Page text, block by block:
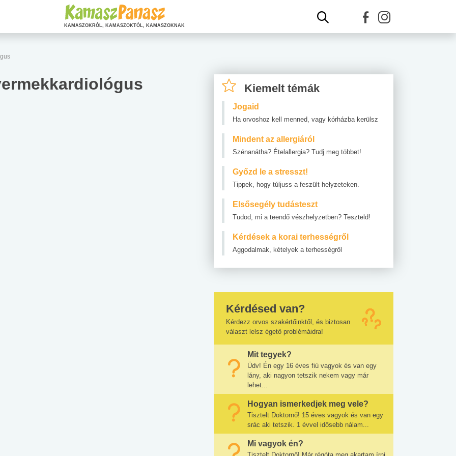
Kiemelt témák
Jogaid
Ha orvoshoz kell menned, vagy kórházba kerülsz
Mindent az allergiáról
Szénanátha? Ételallergia? Tudj meg többet!
Győzd le a stresszt!
Tippek, hogy túljuss a feszült helyzeteken.
Elsősegély tudásteszt
Tudod, mi a teendő vészhelyzetben? Teszteld!
Kérdések a korai terhességről
Aggodalmak, kételyek a terhességről
Kérdésed van?
Kérdezz orvos szakértőinktől, és biztosan
választ lelsz égető problémáidra!
Mit tegyek?
Üdv! Én egy 16 éves fiú vagyok és van egy
lány, aki nagyon tetszik nekem vagy már
lehet...
Hogyan ismerkedjek meg vele?
Tisztelt Doktornő! 15 éves vagyok és van egy
srác aki tetszik. 1 évvel idősebb nálam...
Mi vagyok én?
KAMASZOKRÓL, KAMASZOKTÓL, KAMASZOKNAK